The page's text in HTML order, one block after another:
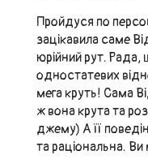
Пройдуся по
зацікавила саме
юрійний рут. Рада,
одностатевих
мега круть! Сама
ж вона крута та
джему) А її
та раціональна.